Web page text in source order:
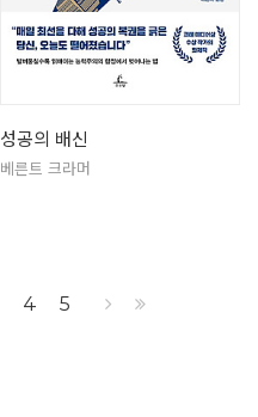
성공의 배신
베른트 크라머
4 5